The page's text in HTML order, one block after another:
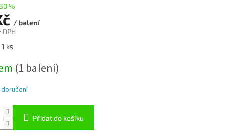
%
/ balení
DPH
ks
(1 balení)
Přidat do košíku